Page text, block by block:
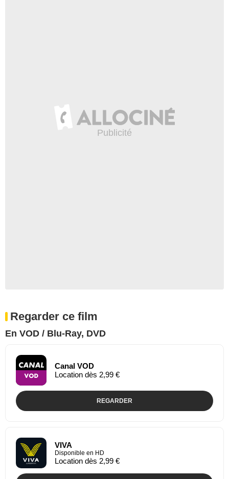
Regarder ce film
En VOD / Blu-Ray, DVD
Canal VOD
Location dès 2,99 €
REGARDER
VIVA
Disponible en HD
Location dès 2,99 €